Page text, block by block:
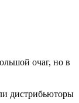
очаг, но в
дистрибьюторы